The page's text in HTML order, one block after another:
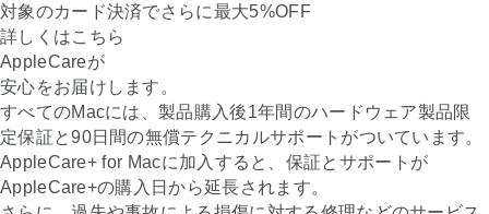
対象のカード決済でさらに最大5%OFF
詳しくはこちら
AppleCareが
安心をお届けします。
すべてのMacには、製品購入後1年間のハードウェア製品限
定保証と90日間の無償テクニカルサポートがついています。
AppleCare+ for Macに加入すると、保証とサポートが
AppleCare+の購入日から延長されます。